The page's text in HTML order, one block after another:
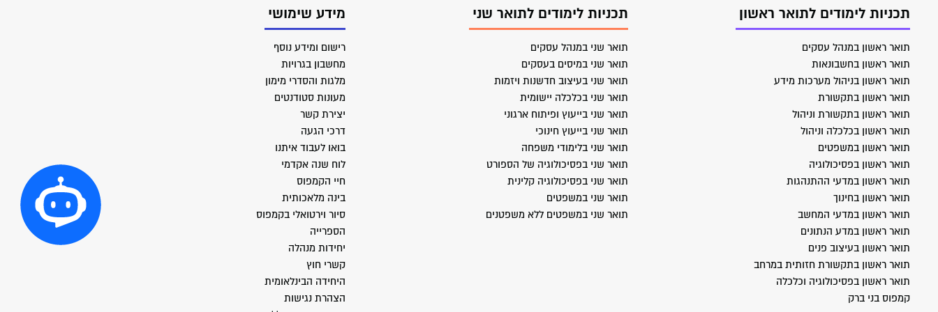
תכניות לימודים לתואר ראשון
תואר ראשון במנהל עסקים
תואר ראשון בחשבונאות
תואר ראשון בניהול מערכות מידע
תואר ראשון בתקשורת
תואר ראשון בתקשורת וניהול
תואר ראשון בכלכלה וניהול
תואר ראשון במשפטים
תואר ראשון בפסיכולוגיה
תואר ראשון במדעי ההתנהגות
תואר ראשון בחינוך
תואר ראשון במדעי המחשב
תואר ראשון במדע הנתונים
תואר ראשון בעיצוב פנים
תואר ראשון בתקשורת חזותית במרחב
תואר ראשון בפסיכולוגיה וכלכלה
קמפוס בני ברק
תכניות לימודים לתואר שני
תואר שני במנהל עסקים
תואר שני במיסים בעסקים
תואר שני בעיצוב חדשנות ויזמות
תואר שני בכלכלה יישומית
תואר שני בייעוץ ופיתוח ארגוני
תואר שני בייעוץ חינוכי
תואר שני בלימודי משפחה
תואר שני בפסיכולוגיה של הספורט
תואר שני בפסיכולוגיה קלינית
תואר שני במשפטים
תואר שני במשפטים ללא משפטנים
מידע שימושי
רישום ומידע נוסף
מחשבון בגרויות
מלגות והסדרי מימון
מעונות סטודנטים
יצירת קשר
דרכי הגעה
בואו לעבוד איתנו
לוח שנה אקדמי
חיי הקמפוס
בינה מלאכותית
סיור וירטואלי בקמפוס
הספרייה
יחידות מנהלה
קשרי חוץ
היחידה הבינלאומית
הצהרת נגישות